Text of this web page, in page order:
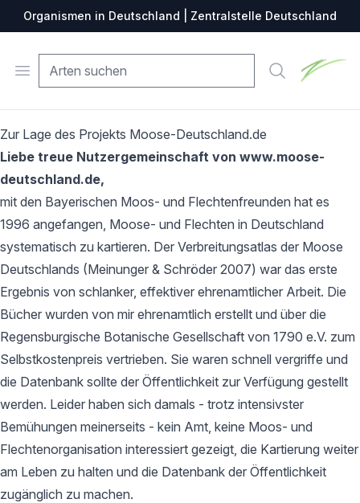
Organismen in Deutschland | Zentralstelle Deutschland
Open menu Suche
Zur Lage des Projekts Moose-Deutschland.de
Liebe treue Nutzergemeinschaft von www.moose-
deutschland.de,
mit den Bayerischen Moos- und Flechtenfreunden hat es
1996 angefangen, Moose- und Flechten in Deutschland
systematisch zu kartieren. Der Verbreitungsatlas der Moose
Deutschlands (Meinunger & Schröder 2007) war das erste
Ergebnis von schlanker, effektiver ehrenamtlicher Arbeit. Die
Bücher wurden von mir ehrenamtlich erstellt und über die
Regensburgische Botanische Gesellschaft von 1790 e.V. zum
Selbstkostenpreis vertrieben. Sie waren schnell vergriffe und
die Datenbank sollte der Öffentlichkeit zur Verfügung gestellt
werden. Leider haben sich damals - trotz intensivster
Bemühungen meinerseits - kein Amt, keine Moos- und
Flechtenorganisation interessiert gezeigt, die Kartierung weiter
am Leben zu halten und die Datenbank der Öffentlichkeit
zugänglich zu machen.